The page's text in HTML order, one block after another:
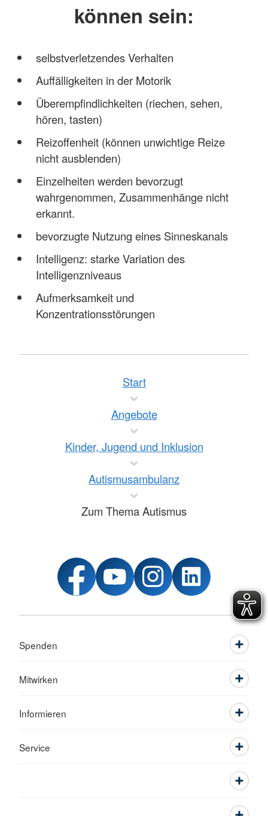
können sein:
selbstverletzendes Verhalten
Auffälligkeiten in der Motorik
Überempfindlichkeiten (riechen, sehen,
hören, tasten)
Reizoffenheit (können unwichtige Reize
nicht ausblenden)
Einzelheiten werden bevorzugt
wahrgenommen, Zusammenhänge nicht
erkannt.
bevorzugte Nutzung eines Sinneskanals
Intelligenz: starke Variation des
Intelligenzniveaus
Aufmerksamkeit und
Konzentrationsstörungen
Start
Angebote
Kinder, Jugend und Inklusion
Autismusambulanz
Zum Thema Autismus
Spenden
Mitwirken
Informieren
Service